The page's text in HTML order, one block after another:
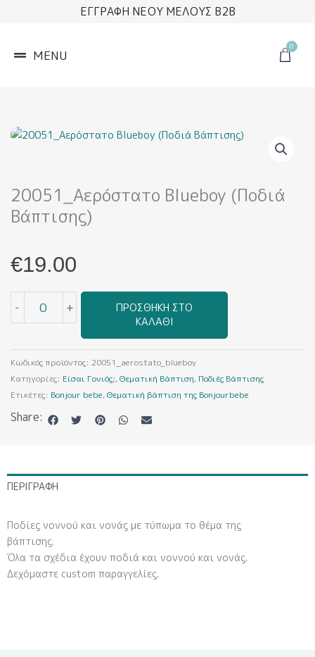
ΕΓΓΡΑΦΗ ΝΕΟΥ ΜΕΛΟΥΣ B2B
MENU
0
Cart
20051_Αερόστατο Blueboy (Ποδιά
Βάπτισης)
€19.00
-
20051_Αερόστατο
Blueboy
Βάπτισης)
ποσότητα
+
ΠΡΟΣΘΉΚΗ ΣΤΟ
ΚΑΛΆΘΙ
Κωδικός προϊόντος: 20051_aerostato_blueboy
Κατηγορίες: Είσαι Γονιός;,Θεματική Βάπτιση, Ποδιές Βάπτισης
Ετικέτες: Bonjour bebe,Θεματική βάπτιση της Bonjourbebe
Share:
ΠΕΡΙΓΡΑΦΉ
Ποδίες νοννού και νονάς με τύπωμα το θέμα της
βάπτισης.
Όλα τα σχέδια έχουν ποδιά και νοννού και νονάς.
Δεχόμαστε custom παραγγελίες.